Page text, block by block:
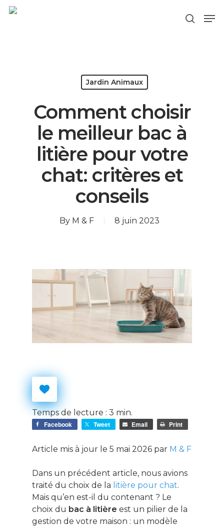
Jardin Animaux
Comment choisir
le meilleur bac à
litière pour votre
chat: critères et
conseils
By M & F 8 juin 2023
Temps de lecture : 3 min.
Facebook Tweet Email Print
Article mis à jour le 5 mai 2026 par M & F
Dans un précédent article, nous avions
traité du choix de la litière pour chat.
Mais qu’en est-il du contenant ? Le
choix du bac à litière est un pilier de la
gestion de votre maison : un modèle